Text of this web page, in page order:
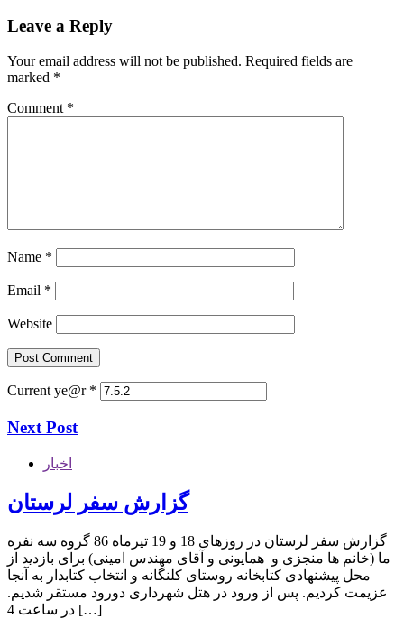
Leave a Reply
Your email address will not be published. Required fields are
marked *
Comment *
Name *
Email *
Website
Current ye@r *
Next Post
اخبار
گزارش سفر لرستان
گزارش سفر لرستان در روزهای 18 و 19 تیرماه 86 گروه سه نفره
ما (خانم ها منجزی و همایونی و آقای مهندس امینی) برای بازدید از
محل پیشنهادی کتابخانه روستای کلنگانه و انتخاب کتابدار به آنجا
عزیمت کردیم. پس از ورود در هتل شهرداری دورود مستقر شدیم.
در ساعت 4 […]